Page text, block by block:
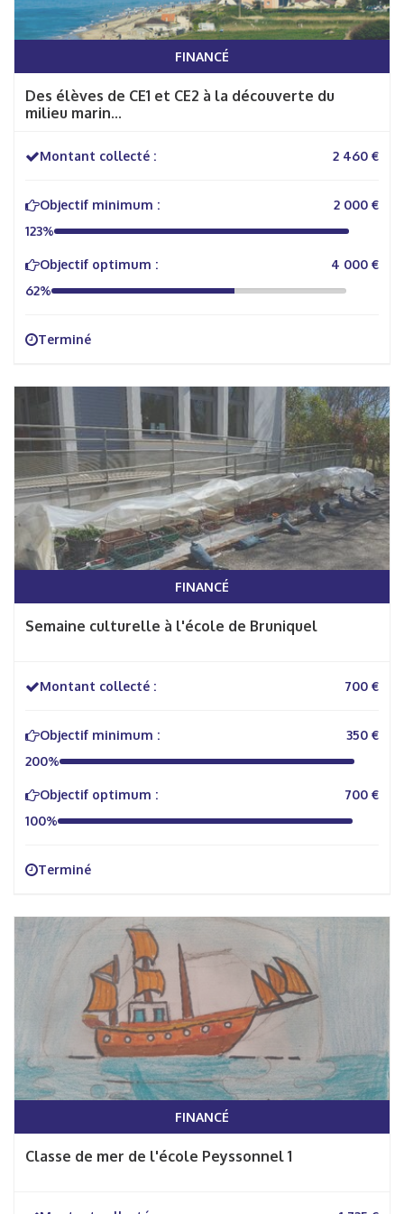
FINANCÉ
Des élèves de CE1 et CE2 à la découverte du
milieu marin...
Montant collecté : 2 460 €
Objectif minimum :
2 000 €
123%
Objectif optimum :
4 000 €
62%
Terminé
FINANCÉ
Semaine culturelle à l'école de Bruniquel
Montant collecté : 700 €
Objectif minimum :
350 €
200%
Objectif optimum :
700 €
100%
Terminé
FINANCÉ
Classe de mer de l'école Peyssonnel 1